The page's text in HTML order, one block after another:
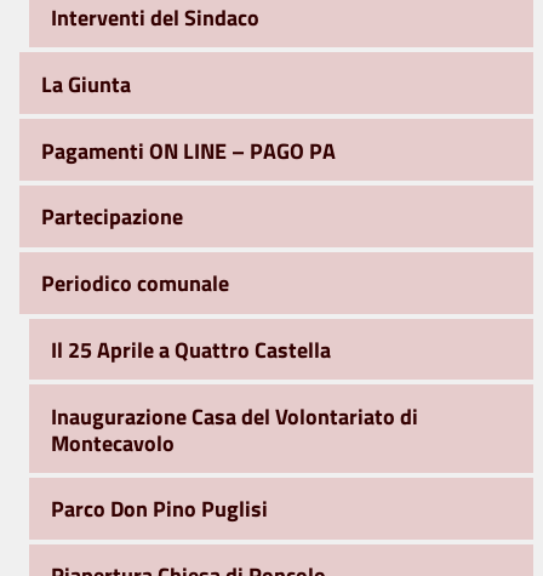
Interventi del Sindaco
La Giunta
Pagamenti ON LINE – PAGO PA
Partecipazione
Periodico comunale
Il 25 Aprile a Quattro Castella
Inaugurazione Casa del Volontariato di
Montecavolo
Parco Don Pino Puglisi